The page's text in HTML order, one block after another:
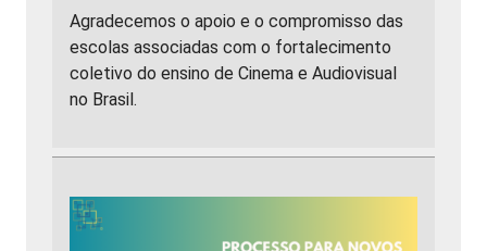
Agradecemos o apoio e o compromisso das
escolas associadas com o fortalecimento
coletivo do ensino de Cinema e Audiovisual
no Brasil.